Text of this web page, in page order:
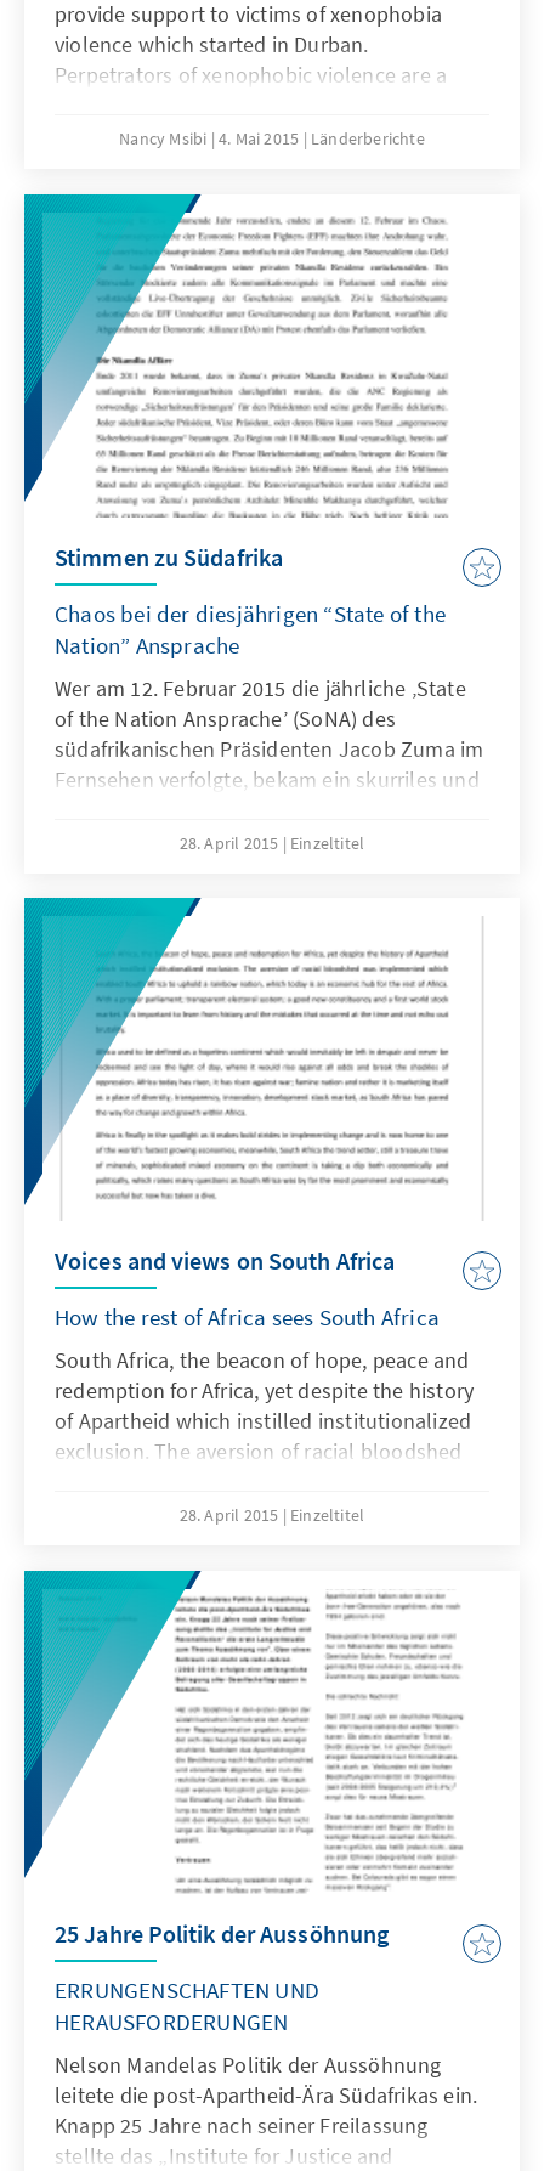
provide support to victims of xenophobia
violence which started in Durban.
Perpetrators of xenophobic violence are a
tolerant towards foreigners. Xenophobia in
Ethiopians, Bangladeshi and Somalis only;
white foreigners are immune from it.
Nancy Msibi 4. Mai 2015 Länderberichte
Stimmen zu Südafrika
Chaos bei der diesjährigen “State of the
Nation” Ansprache
Wer am 12. Februar 2015 die jährliche ‚State
of the Nation Ansprache’ (SoNA) des
südafrikanischen Präsidenten Jacob Zuma im
Fernsehen verfolgte, bekam ein skurriles und
Staatsrede, die der südafrikanische Präsident
Parlament hält, um rückblickend auf die
politischen, sozialen und ökonomischen
Entwicklungen des Jahres einzugehen, und
gleichzeitig das Programm seiner Regierung
für das kommende Jahr vorzustellen, endete
an diesem 12. Februar im Chaos.
28. April 2015 Einzeltitel
Voices and views on South Africa
How the rest of Africa sees South Africa
South Africa, the beacon of hope, peace and
redemption for Africa, yet despite the history
of Apartheid which instilled institutionalized
exclusion. The aversion of racial bloodshed
to uphold a rainbow nation, which today is an
proper parliament; transparent electoral
system; a good new constituency and a first
world stock market. It is important to learn
from history and the mistakes that occurred
at the time and not echo out brutality.
28. April 2015 Einzeltitel
25 Jahre Politik der Aussöhnung
ERRUNGENSCHAFTEN UND
HERAUSFORDERUNGEN
Nelson Mandelas Politik der Aussöhnung
leitete die post-Apartheid-Ära Südafrikas ein.
Knapp 25 Jahre nach seiner Freilassung
stellte das „Institute for Justice and